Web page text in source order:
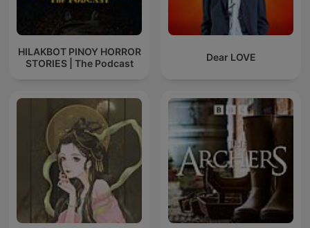
HILAKBOT PINOY HORROR
STORIES | The Podcast
Dear LOVE